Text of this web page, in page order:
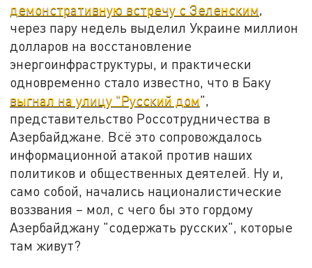
демонстративную встречу с Зеленским
через пару недель выделил Украине миллион
долларов на восстановление
энергоинфраструктуры, и практически
одновременно стало известно, что в Баку
выгнал на улицу "Русский дом",
представительство Россотрудничества в
Азербайджане. Всё это сопровождалось
информационной атакой против наших
политиков и общественных деятелей. Ну и,
само собой, начались националистические
воззвания – мол, с чего бы это гордому
Азербайджану "содержать русских", которые
там живут?